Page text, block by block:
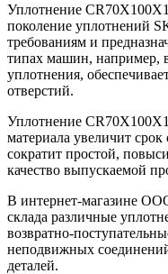
Уплотнение
поколение уплотнений
требованиям и
типах машин, например,
уплотнения,
отверстий.
Уплотнение
материала увеличит
сократит простой,
качество выпускаемой
В интернет-магазине
склада различные
возвратно-
неподвижных
деталей.